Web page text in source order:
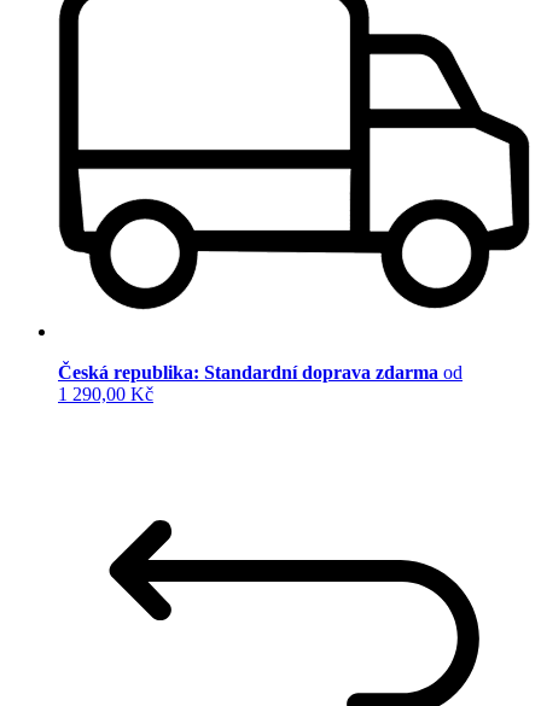
Česká republika: Standardní doprava zdarma od
1 290,00 Kč